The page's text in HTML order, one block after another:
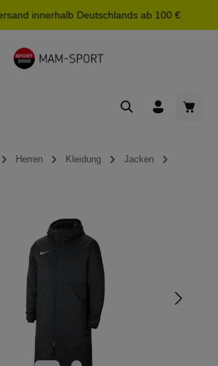
innerhalb Deutschlands ab 100 €
Herren Kleidung
Jacken